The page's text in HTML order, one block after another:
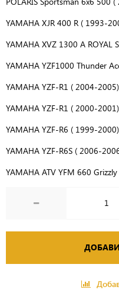
YAMAHA XJR 400 R ( 1993-
YAMAHA XVZ 1300 A ROYAL
YAMAHA YZF1000 Thunder
YAMAHA YZF-R1 ( 2004-2005)
YAMAHA YZF-R1 ( 2000-2001)
YAMAHA YZF-R6 ( 1999-2000)
YAMAHA YZF-R6S ( 2006-
YAMAHA ATV YFM 660